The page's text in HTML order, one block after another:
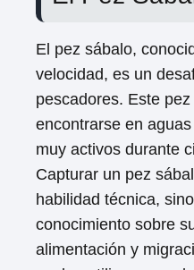
El pez sábalo,
velocidad, es un
pescadores. Este
encontrarse en
muy activos durante
Capturar un pez
habilidad técnica,
conocimiento sobre
alimentación y